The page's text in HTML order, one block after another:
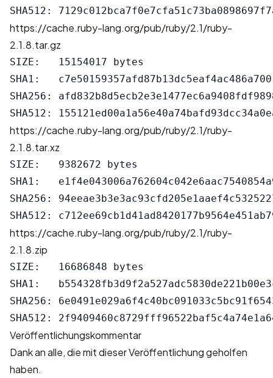
https://cache.ruby-lang.org/pub/ruby/2.1/ruby-
2.1.8.tar.gz
SIZE:   15154017 bytes
SHA1:
SHA256:
https://cache.ruby-lang.org/pub/ruby/2.1/ruby-
2.1.8.tar.xz
SIZE:   9382672 bytes
SHA1:
SHA256:
https://cache.ruby-lang.org/pub/ruby/2.1/ruby-
2.1.8.zip
SIZE:   16686848 bytes
SHA1:
SHA256:
Veröffentlichungskommentar
Dank an alle, die mit dieser Veröffentlichung geholfen
haben.